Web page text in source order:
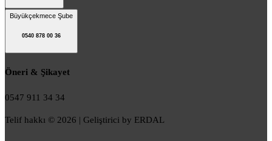
Büyükçekmece Şube
0540 878 00 36
Öneri & Şikayet
0547 911 34 34
Telif hakkı © 2026 | Geliştirici by ERDAL